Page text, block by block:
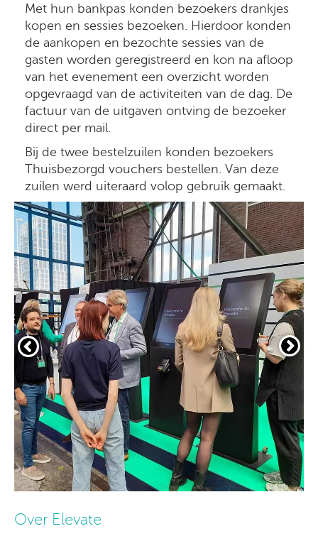
Met hun bankpas konden bezoekers drankjes
kopen en sessies bezoeken. Hierdoor konden
de aankopen en bezochte sessies van de
gasten worden geregistreerd en kon na afloop
van het evenement een overzicht worden
opgevraagd van de activiteiten van de dag. De
factuur van de uitgaven ontving de bezoeker
direct per mail.
Bij de twee bestelzuilen konden bezoekers
Thuisbezorgd vouchers bestellen. Van deze
zuilen werd uiteraard volop gebruik gemaakt.
Over Elevate